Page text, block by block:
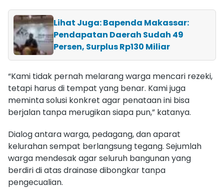
Lihat Juga: Bapenda Makassar:
Pendapatan Daerah Sudah 49
Persen, Surplus Rp130 Miliar
“Kami tidak pernah melarang warga mencari rezeki,
tetapi harus di tempat yang benar. Kami juga
meminta solusi konkret agar penataan ini bisa
berjalan tanpa merugikan siapa pun,” katanya.
Dialog antara warga, pedagang, dan aparat
kelurahan sempat berlangsung tegang. Sejumlah
warga mendesak agar seluruh bangunan yang
berdiri di atas drainase dibongkar tanpa
pengecualian.